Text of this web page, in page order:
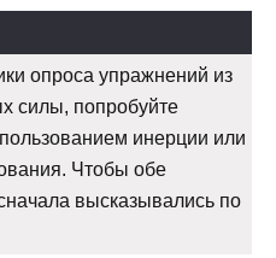
опроса упражнений из
силы, попробуйте
инерции или
Чтобы обе
высказывались по